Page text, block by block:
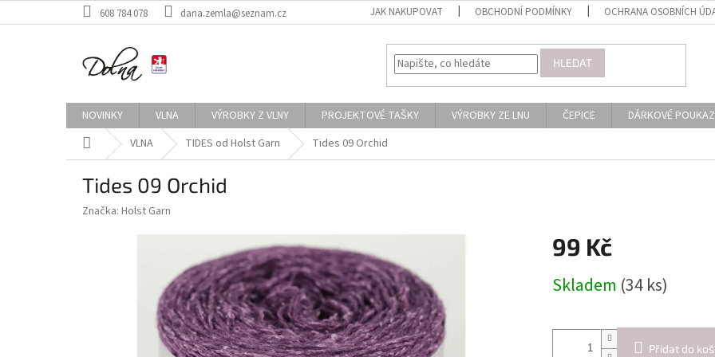
na
608 784 078 dana.zemla@seznam.cz JAK NAKUPOVAT OBCHODNÍ PODMÍNKY OCHRANA OSOBNÍCH
HLEDAT
NOVINKY VLNA VÝROBKY Z VLNY PROJEKTOVÉ TAŠKY VÝROBKY ZE LNU ČEPICE DÁRKOVÉ
Domů VLNA TIDES od Holst Garn Tides 09 Orchid
Tides 09 Orchid
Značka: Holst Garn
99 Kč
cena:
Skladem (34 ks)
Přidat do